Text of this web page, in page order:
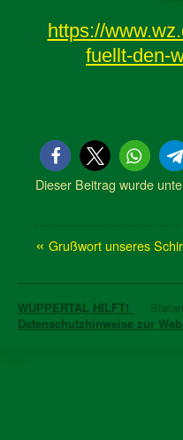
https://
fuellt-den-
Dieser Beitrag wurde
« Grußwort unseres
WUPPERTAL HILFT!
Datenschutzhinweise zur